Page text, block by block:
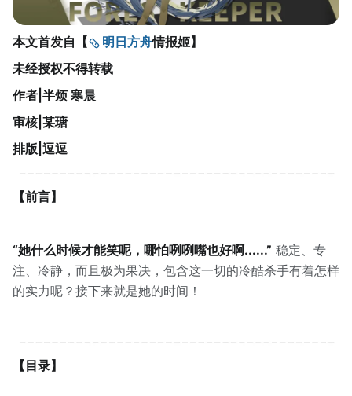
本文首发自【 明日方舟情报姬】
未经授权不得转载
作者|半烦 寒晨
审核|某瑭
排版|逗逗
【前言】
“她什么时候才能笑呢，哪怕咧咧嘴也好啊......” 稳定、专
注、冷静，而且极为果决，包含这一切的冷酷杀手有着怎样
的实力呢？接下来就是她的时间！
【目录】